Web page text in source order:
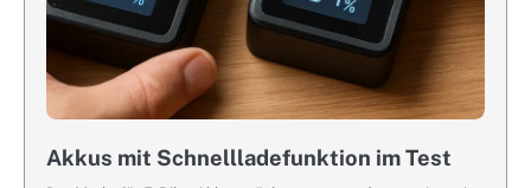
Akkus mit Schnellladefunktion im Test